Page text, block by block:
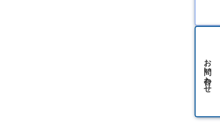
お問い合わせ